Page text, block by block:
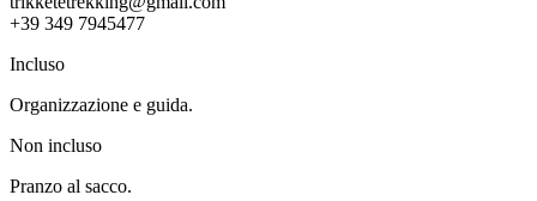
+39 349 7945477
Incluso
Organizzazione e guida.
Non incluso
Pranzo al sacco.